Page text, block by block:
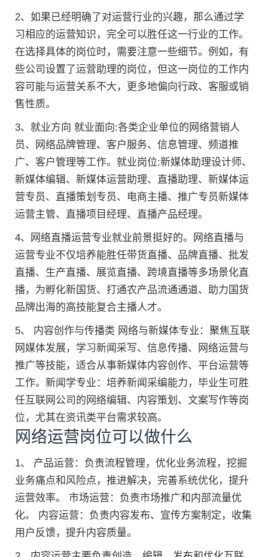
2、如果已经明确了对运营行业的兴趣，那么通过学
习相应的运营知识，完全可以胜任这一行业的工作。
在选择具体的岗位时，需要注意一些细节。例如，有
些公司设置了运营助理的岗位，但这一岗位的工作内
容可能与运营关系不大，更多地偏向行政、客服或销
售性质。
3、就业方向 就业面向:各类企业单位的网络营销人
员、网络品牌管理、客户服务、信息管理、频道推
广、客户管理等工作。就业岗位:新媒体助理设计师、
新媒体编辑、新媒体运营助理、直播助理、新媒体运
营专员、直播策划专员、电商主播、推广专员新媒体
运营主管、直播项目经理、直播产品经理。
4、网络直播运营专业就业前景挺好的。网络直播与
运营专业不仅培养能胜任带货直播、品牌直播、批发
直播、生产直播、展览直播、跨境直播等多场景化直
播，为孵化新国货、打通农产品流通通道、助力国货
品牌出海的高技能复合主播人才。
5、 内容创作与传播类 网络与新媒体专业：聚焦互联
网媒体发展，学习新闻采写、信息传播、网络运营与
推广等技能，适合从事新媒体内容创作、平台运营等
工作。新闻学专业：培养新闻采编能力，毕业生可胜
任互联网公司的网络编辑、内容策划、文案写作等岗
位，尤其在资讯类平台需求较高。
网络运营岗位可以做什么
1、 产品运营：负责流程管理，优化业务流程，挖掘
业务痛点和风险点，推进解决，完善系统优化，提升
运营效率。 市场运营：负责市场推广和内部流量优
化。 内容运营：负责内容发布、宣传方案制定，收集
用户反馈，提升内容质量。